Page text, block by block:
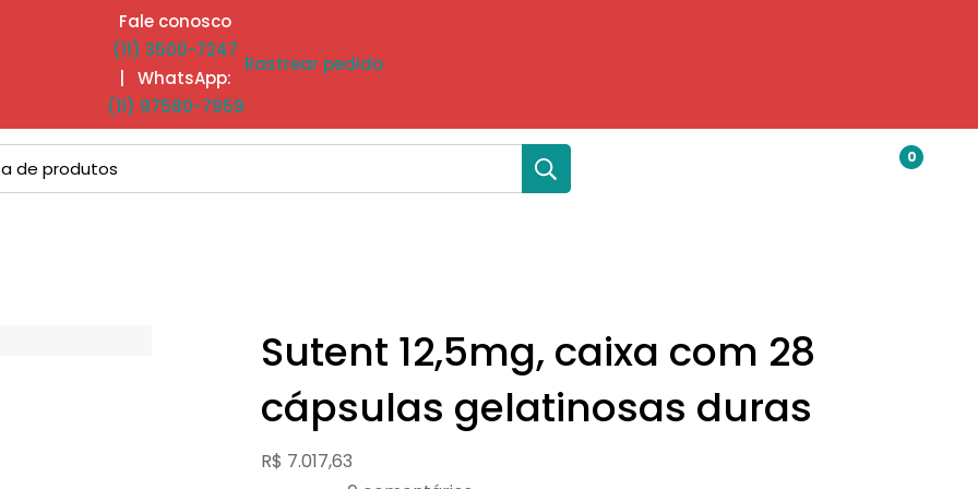
Fale conosco
(11) 3500-7247
| WhatsApp:
(11) 97580-7959
Rastrear pedido
0
Sutent 12,5mg, caixa com 28
cápsulas gelatinosas duras
R$ 7.017,63